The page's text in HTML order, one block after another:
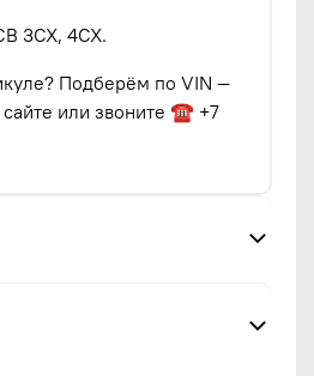
3CX, 4CX.
Подберём по VIN —
сайте или звоните ☎ +7